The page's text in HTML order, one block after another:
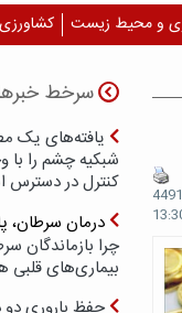
و محیط زیست کشاورزی
سرخط
یافته‌های یک
شبکیه چشم را با
کنترل در
درمان سرطان،
چرا بازماندگان
بیماری‌های قلبی